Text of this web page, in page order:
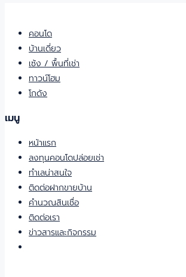
คอนโด
บ้านเดี่ยว
เซ้ง / พื้นที่เช่า
ทาวน์โฮม
โกดัง
เมนู
หน้าแรก
ลงทุนคอนโดปล่อยเช่า
ทำเลน่าสนใจ
ติดต่อฝากขายบ้าน
คำนวณสินเชื่อ
ติดต่อเรา
ข่าวสารและกิจกรรม